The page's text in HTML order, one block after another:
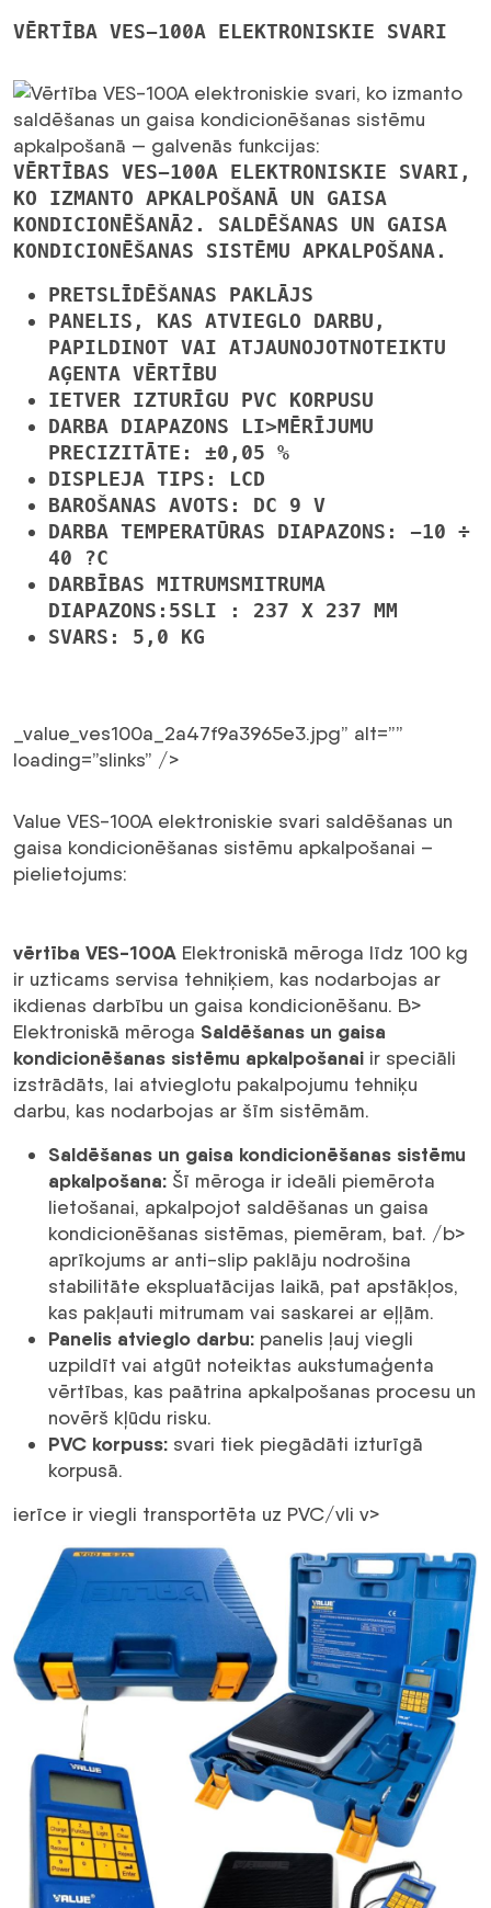
VĒRTĪBA VES-100A ELEKTRONISKIE SVARI
VĒRTĪBAS VES-100A ELEKTRONISKIE SVARI,
KO IZMANTO APKALPOŠANĀ UN GAISA
KONDICIONĒŠANĀ2. SALDĒŠANAS UN GAISA
KONDICIONĒŠANAS SISTĒMU APKALPOŠANA.
PRETSLĪDĒŠANAS PAKLĀJS
PANELIS, KAS ATVIEGLO DARBU,
PAPILDINOT VAI ATJAUNOJOTNOTEIKTU
AĢENTA VĒRTĪBU
IETVER IZTURĪGU PVC KORPUSU
DARBA DIAPAZONS LI>MĒRĪJUMU
PRECIZITĀTE:
±0,05 %
DISPLEJA TIPS:
LCD
BAROŠANAS AVOTS:
DC 9 V
DARBA TEMPERATŪRAS DIAPAZONS:
-10 ÷
40 ?C
DARBĪBAS MITRUMSMITRUMA
DIAPAZONS:5SLI : 237 X 237 MM
SVARS:
5,0 KG
_value_ves100a_2a47f9a3965e3.jpg” alt=””
loading=”slinks” />
Value VES-100A elektroniskie svari saldēšanas un
gaisa kondicionēšanas sistēmu apkalpošanai –
pielietojums:
vērtība VES-100A Elektroniskā mēroga līdz 100 kg
ir uzticams servisa tehniķiem, kas nodarbojas ar
ikdienas darbību un gaisa kondicionēšanu. B>
Elektroniskā mēroga Saldēšanas un gaisa
kondicionēšanas sistēmu apkalpošanai ir speciāli
izstrādāts, lai atvieglotu pakalpojumu tehniķu
darbu, kas nodarbojas ar šīm sistēmām.
Saldēšanas un gaisa kondicionēšanas sistēmu
apkalpošana: Šī mēroga ir ideāli piemērota
lietošanai, apkalpojot saldēšanas un gaisa
kondicionēšanas sistēmas, piemēram, bat. /b>
aprīkojums ar anti-slip paklāju nodrošina
stabilitāte ekspluatācijas laikā, pat apstākļos,
kas pakļauti mitrumam vai saskarei ar eļļām.
Panelis atvieglo darbu: panelis ļauj viegli
uzpildīt vai atgūt noteiktas aukstumaģenta
vērtības, kas paātrina apkalpošanas procesu un
novērš kļūdu risku.
PVC korpuss: svari tiek piegādāti izturīgā
korpusā.
ierīce ir viegli transportēta uz PVC/vli v>